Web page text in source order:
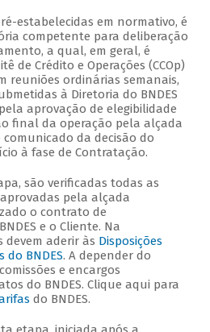
estabelecidas em normativo, é
competente para deliberação
a qual, em geral, é
de Crédito e Operações (CCOp)
reuniões ordinárias semanais,
à Diretoria do BNDES
aprovação de elegibilidade
final da operação pela alçada
da decisão do
à fase de Contratação.
são verificadas todas as
pela alçada
o contrato de
e o Cliente. Na
aderir às Disposições
do BNDES. A depender do
e encargos
do BNDES. Clique aqui para
do BNDES.